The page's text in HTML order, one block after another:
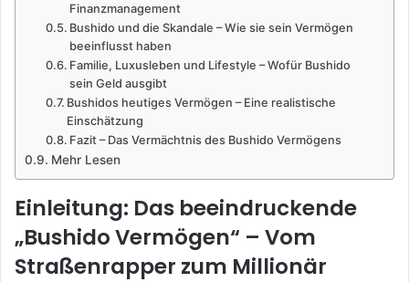
Finanzmanagement
Bushido und die Skandale – Wie sie sein Vermögen
beeinflusst haben
Familie, Luxusleben und Lifestyle – Wofür Bushido
sein Geld ausgibt
Bushidos heutiges Vermögen – Eine realistische
Einschätzung
Fazit – Das Vermächtnis des Bushido Vermögens
Mehr Lesen
Einleitung: Das beeindruckende
„Bushido Vermögen“ – Vom
Straßenrapper zum Millionär